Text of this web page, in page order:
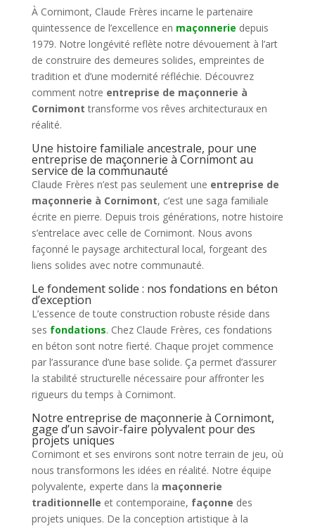
À Cornimont, Claude Frères incarne le partenaire
quintessence de l’excellence en maçonnerie depuis
1979. Notre longévité reflète notre dévouement à l’art
de construire des demeures solides, empreintes de
tradition et d’une modernité réfléchie. Découvrez
comment notre entreprise de maçonnerie à
Cornimont transforme vos rêves architecturaux en
réalité.
Une histoire familiale ancestrale, pour une
entreprise de maçonnerie à Cornimont au
service de la communauté
Claude Frères n’est pas seulement une entreprise de
maçonnerie à Cornimont, c’est une saga familiale
écrite en pierre. Depuis trois générations, notre histoire
s’entrelace avec celle de Cornimont. Nous avons
façonné le paysage architectural local, forgeant des
liens solides avec notre communauté.
Le fondement solide : nos fondations en béton
d’exception
L’essence de toute construction robuste réside dans
ses fondations. Chez Claude Frères, ces fondations
en béton sont notre fierté. Chaque projet commence
par l’assurance d’une base solide. Ça permet d’assurer
la stabilité structurelle nécessaire pour affronter les
rigueurs du temps à Cornimont.
Notre entreprise de maçonnerie à Cornimont,
gage d’un savoir-faire polyvalent pour des
projets uniques
Cornimont et ses environs sont notre terrain de jeu, où
nous transformons les idées en réalité. Notre équipe
polyvalente, experte dans la maçonnerie
traditionnelle et contemporaine, façonne des
projets uniques. De la conception artistique à la